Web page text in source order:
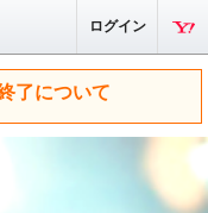
ログイン
了について